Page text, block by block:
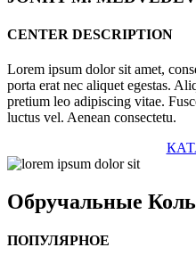
CENTER DESCRIPTION
Lorem ipsum dolor sit amet,
porta erat nec aliquet egestas.
pretium leo adipiscing vitae.
luctus vel. Aenean consectetu.
Обручальные
ПОПУЛЯРНОЕ